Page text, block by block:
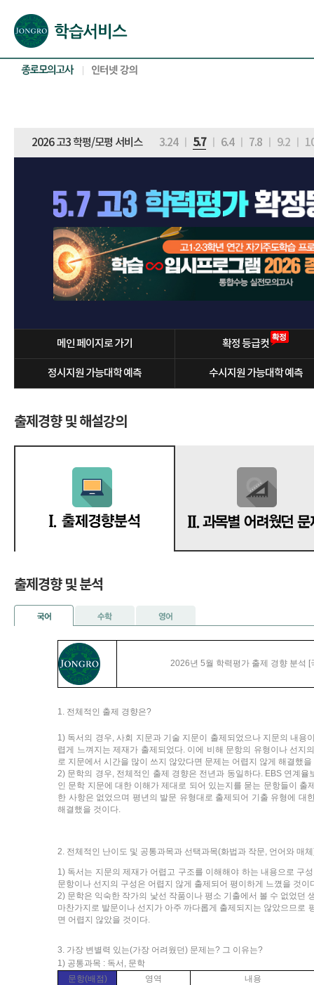
2026 고3 학평/모평 서비스 3.24ㅣ 5.7ㅣ 6.4ㅣ 7.8 9.2
메인 페이지로 가기 확정 등급컷
정시지원 가능대학 예측 수시지원 가능대학 예측
출제경향 및 해설강의
출제경향 및 분석
2026년 5월 학력평가 출제 경향 분석 [
1. 전체적인 출제 경향은?
1) 독서의 경우, 사회 지문과 기술 지문이 출제되었으나 지문의 내용
렵게 느껴지는 제재가 출제되었다. 이에 비해 문항의 유형이나 선지
로 지문에서 시간을 많이 쓰지 않았다면 문제는 어렵지 않게 해결했을
2) 문학의 경우, 전체적인 출제 경향은 전년과 동일하다. EBS 연계
인 문학 지문에 대한 이해가 제대로 되어 있는지를 묻는 문항들이 출
한 사항은 없었으며 평년의 발문 유형대로 출제되어 기출 유형에 대
해결했을 것이다.
2. 전체적인 난이도 및 공통과목과 선택과목(화법과 작문, 언어와 매
1) 독서는 지문의 제재가 어렵고 구조를 이해해야 하는 내용으로 구
문항이나 선지의 구성은 어렵지 않게 출제되어 평이하게 느꼈을 것이
2) 문학은 익숙한 작가의 낯선 작품이나 평소 기출에서 볼 수 없었던
마찬가지로 발문이나 선지가 아주 까다롭게 출제되지는 않았으므로
면 어렵지 않았을 것이다.
3. 가장 변별력 있는(가장 어려웠던) 문제는? 그 이유는?
1) 공통과목 : 독서, 문학
문항(배점)
영역 내용